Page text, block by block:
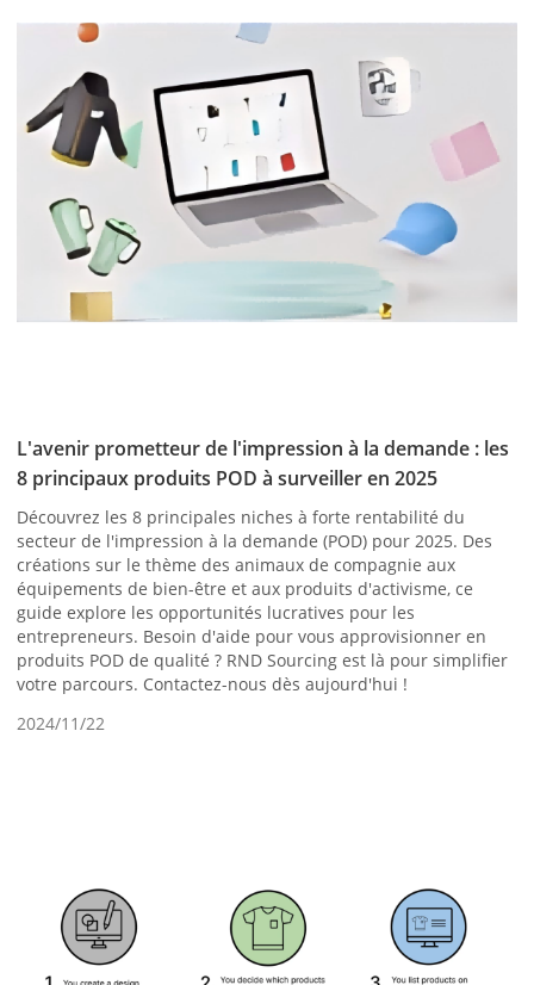
L'avenir prometteur de l'impression à la demande : les
8 principaux produits POD à surveiller en 2025
Découvrez les 8 principales niches à forte rentabilité du
secteur de l'impression à la demande (POD) pour 2025. Des
créations sur le thème des animaux de compagnie aux
équipements de bien-être et aux produits d'activisme, ce
guide explore les opportunités lucratives pour les
entrepreneurs. Besoin d'aide pour vous approvisionner en
produits POD de qualité ? RND Sourcing est là pour simplifier
votre parcours. Contactez-nous dès aujourd'hui !
2024/11/22